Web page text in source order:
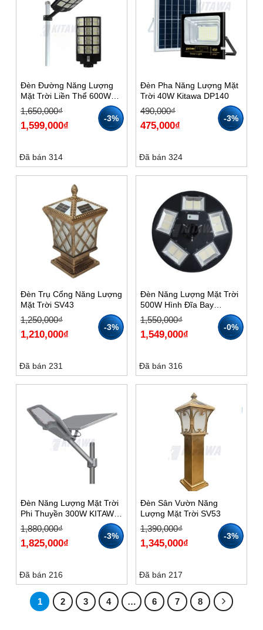
-3%
Đèn Đường Năng Lượng
Mặt Trời Liền Thể 600W
KITAWA LT12600
1,650,000₫
Giá
gốc
là:
1,650,000₫.
1,599,000₫
Giá
hiện
tại
là:
Đã bán 314
-3%
Đèn Pha Năng Lượng Mặt
Trời 40W Kitawa DP140
490,000₫
Giá
gốc
là:
490,000₫.
475,000₫
Giá
hiện
tại
Đã bán 324
-3%
Đèn Trụ Cổng Năng Lượng
Mặt Trời SV43
1,250,000₫
Giá
gốc
là:
1,250,000₫.
1,210,000₫
Giá
hiện
tại
là:
Đã bán 231
-0%
Đèn Năng Lượng Mặt Trời
500W Hình Đĩa Bay
UF1500 Kitawa – 10
Khoang
1,550,000₫
Giá
gốc
là:
1,550,000₫.
1,549,000₫
Giá
hiện
tại
là:
Đã bán 316
-3%
Đèn Năng Lượng Mặt Trời
Phi Thuyền 300W KITAWA
PT1300
1,880,000₫
Giá
gốc
là:
1,880,000₫.
1,825,000₫
Giá
hiện
tại
là:
Đã bán 216
-3%
Đèn Sân Vườn Năng
Lượng Mặt Trời SV53
1,390,000₫
Giá
gốc
là:
1,390,000₫.
1,345,000₫
Giá
hiện
tại
là:
Đã bán 217
1 2 3 4 … 6 7 8